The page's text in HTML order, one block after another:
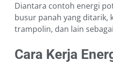
Diantara contoh energi
busur panah yang ditarik,
trampolin, dan lain
Cara Kerja